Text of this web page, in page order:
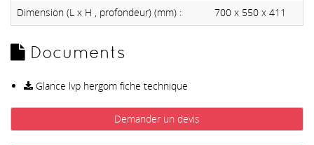
Dimension (L x H , profondeur) (mm) :
700 x 550 x 411
Documents
Glance lvp hergom fiche technique
Demander un devis